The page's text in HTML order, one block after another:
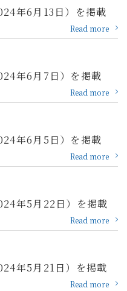
年6月13日）を掲載
Read more
年6月7日）を掲載
Read more
年6月5日）を掲載
Read more
年5月22日）を掲載
Read more
年5月21日）を掲載
Read more